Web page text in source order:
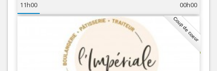
11h00
00h00
Coup de coeur